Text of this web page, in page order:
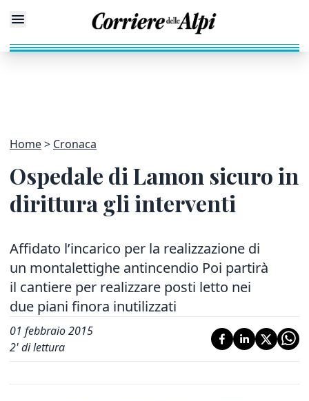
Home Cronaca
Ospedale di Lamon sicuro in
dirittura gli interventi
Affidato l’incarico per la realizzazione di
un montalettighe antincendio Poi partirà
il cantiere per realizzare posti letto nei
due piani finora inutilizzati
01 febbraio 2015
2' di lettura